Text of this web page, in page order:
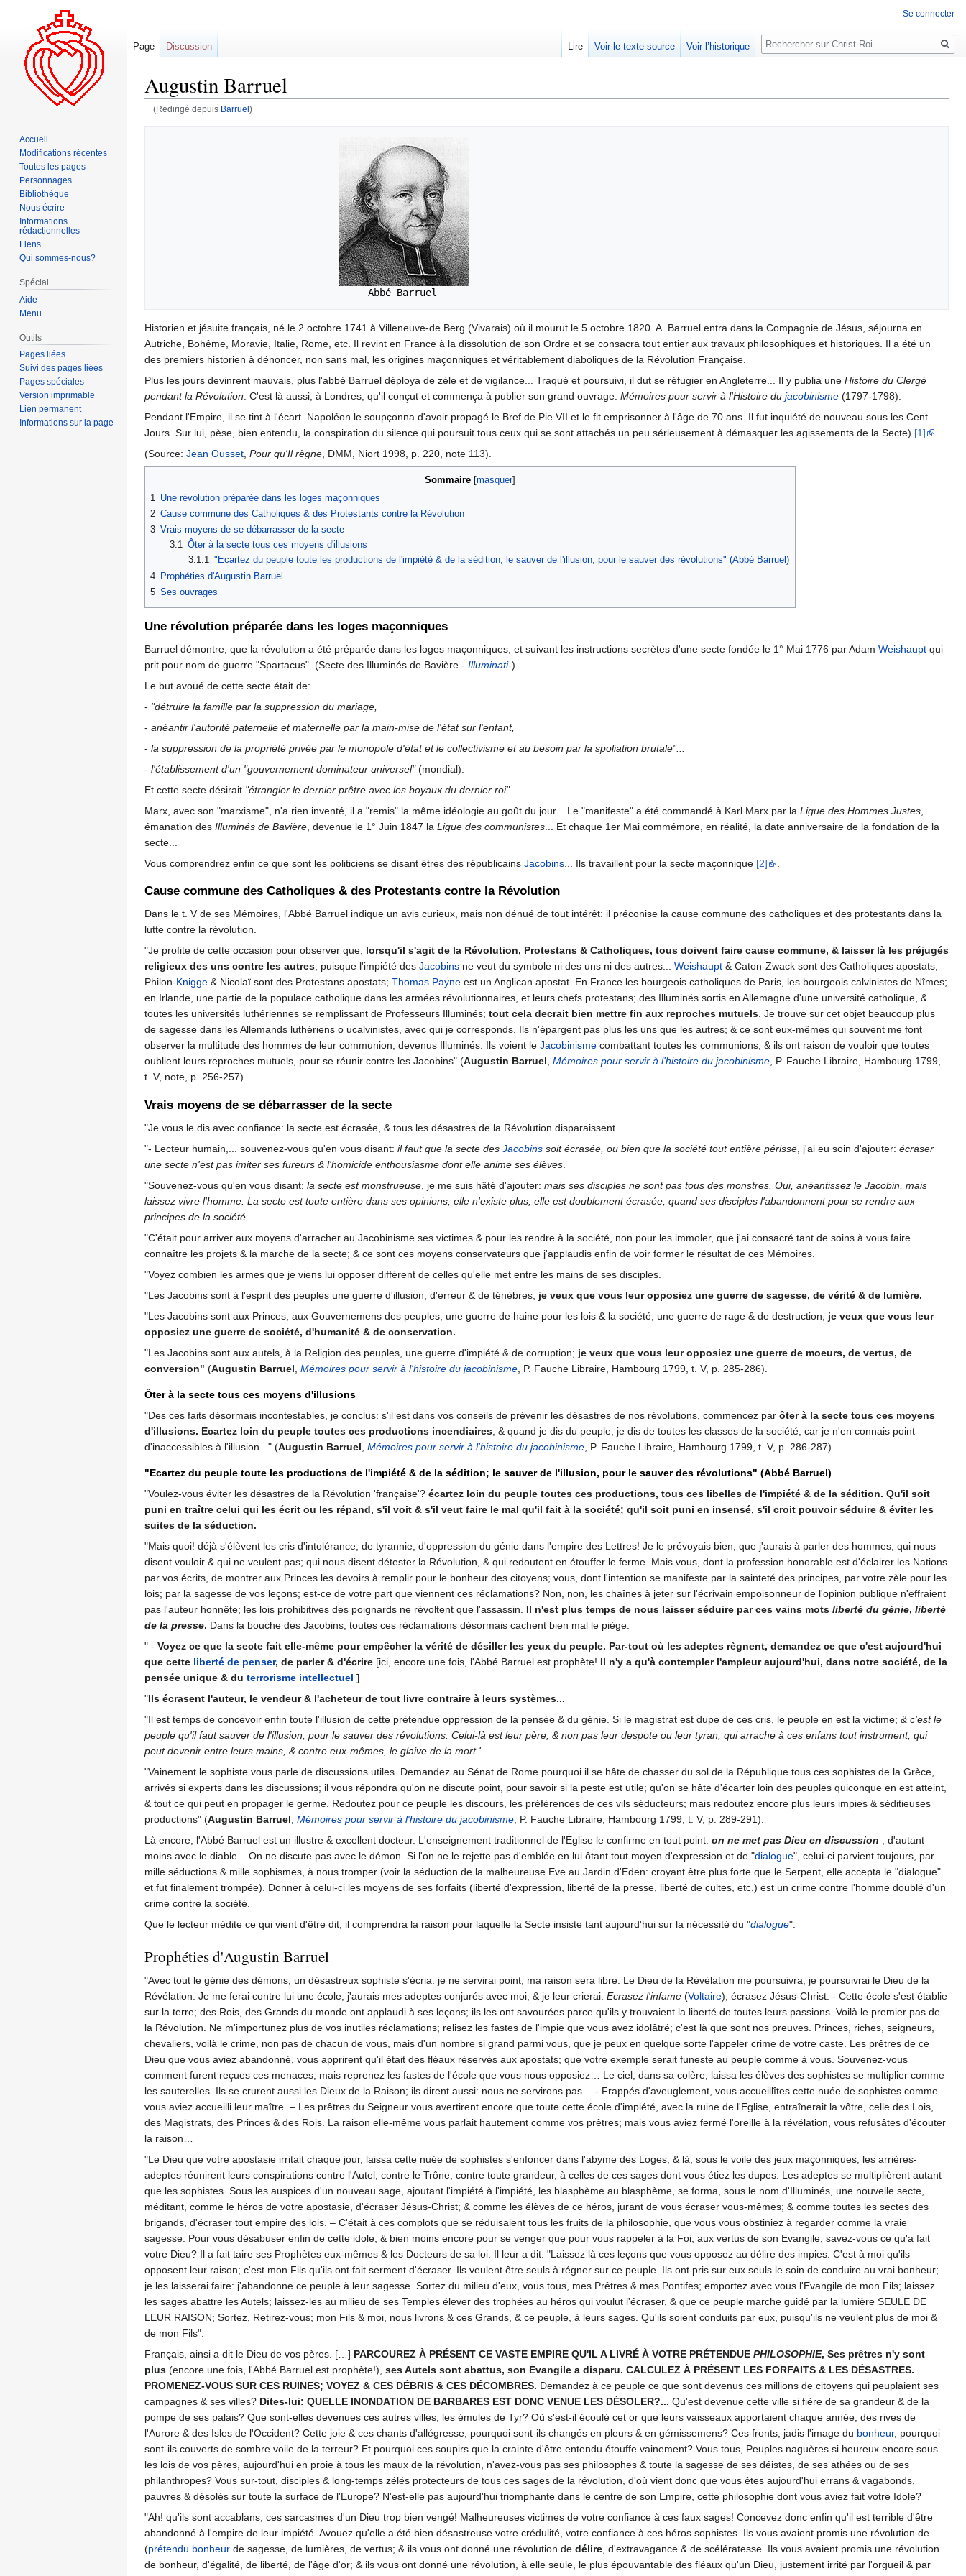
Augustin Barruel
(Redirigé depuis Barruel )
Historien et jésuite français, né le 2 octobre 1741 à Villeneuve-de Berg (Vivarais) où il mourut le 5 octobre 1820. A. Barruel entra dans la Compagnie de Jésus, séjourna en
Autriche, Bohême, Moravie, Italie, Rome, etc. Il revint en France à la dissolution de son Ordre et se consacra tout entier aux travaux philosophiques et historiques. Il a été un
des premiers historien à dénoncer, non sans mal, les origines maçonniques et véritablement diaboliques de la Révolution Française.
Plus les jours devinrent mauvais, plus l'abbé Barruel déploya de zèle et de vigilance... Traqué et poursuivi, il dut se réfugier en Angleterre... Il y publia une Histoire du Clergé
pendant la Révolution . C'est là aussi, à Londres, qu'il conçut et commença à publier son grand ouvrage: Mémoires pour servir à l'Histoire du jacobinisme (1797-1798).
Pendant l'Empire, il se tint à l'écart. Napoléon le soupçonna d'avoir propagé le Bref de Pie VII et le fit emprisonner à l'âge de 70 ans. Il fut inquiété de nouveau sous les Cent
Jours. Sur lui, pèse, bien entendu, la conspiration du silence qui poursuit tous ceux qui se sont attachés un peu sérieusement à démasquer les agissements de la Secte) [1]
(Source: Jean Ousset Pour qu'Il règne , DMM, Niort 1998, p. 220, note 113).
Sommaire
1
Une révolution préparée dans les loges maçonniques
2 Cause commune des Catholiques & des Protestants contre la Révolution
3 Vrais moyens de se débarrasser de la secte
3.1 Ôter à la secte tous ces moyens d'illusions
3.1.1 "Ecartez du peuple toute les productions de l'impiété & de la sédition; le sauver de l'illusion, pour le sauver des révolutions" (Abbé Barruel)
4 Prophéties d'Augustin Barruel
5 Ses ouvrages
Une révolution préparée dans les loges maçonniques
Barruel démontre, que la révolution a été préparée dans les loges maçonniques, et suivant les instructions secrètes d'une secte fondée le 1° Mai 1776 par Adam Weishaupt qui
prit pour nom de guerre "Spartacus". (Secte des Illuminés de Bavière - Illuminati-)
Le but avoué de cette secte était de:
- "détruire la famille par la suppression du mariage,
- anéantir l'autorité paternelle et maternelle par la main-mise de l'état sur l'enfant,
- la suppression de la propriété privée par le monopole d'état et le collectivisme et au besoin par la spoliation brutale"...
- l'établissement d'un "gouvernement dominateur universel"(mondial).
Et cette secte désirait "étrangler le dernier prêtre avec les boyaux du dernier roi"...
Marx, avec son "marxisme", n'a rien inventé, il a "remis" la même idéologie au goût du jour... Le "manifeste" a été commandé à Karl Marx par la Ligue des Hommes Justes
émanation des Illuminés de Bavière , devenue le 1° Juin 1847 la Ligue des communistes ... Et chaque 1er Mai commémore, en réalité, la date anniversaire de la fondation de la
secte...
Vous comprendrez enfin ce que sont les politiciens se disant êtres des républicains Jacobins ... Ils travaillent pour la secte maçonnique [2]
Cause commune des Catholiques & des Protestants contre la Révolution
Dans le t. V de ses Mémoires, l'Abbé Barruel indique un avis curieux, mais non dénué de tout intérêt: il préconise la cause commune des catholiques et des protestants dans la
lutte contre la révolution.
"Je profite de cette occasion pour observer que, lorsqu'il s'agit de la Révolution, Protestans & Catholiques, tous doivent faire cause commune, & laisser là les préjugés
religieux des uns contre les autres, puisque l'impiété des Jacobins ne veut du symbole ni des uns ni des autres... Weishaupt & Caton-Zwack sont des Catholiques apostats;
Philon-Knigge & Nicolaï sont des Protestans apostats; Thomas Payne est un Anglican apostat. En France les bourgeois catholiques de Paris, les bourgeois calvinistes de Nîmes;
en Irlande, une partie de la populace catholique dans les armées révolutionnaires, et leurs chefs protestans; des Illuminés sortis en Allemagne d'une université catholique, &
toutes les universités luthériennes se remplissant de Professeurs Illuminés; tout cela decrait bien mettre fin aux reproches mutuels. Je trouve sur cet objet beaucoup plus
de sagesse dans les Allemands luthériens o ucalvinistes, avec qui je corresponds. Ils n'épargent pas plus les uns que les autres; & ce sont eux-mêmes qui souvent me font
observer la multitude des hommes de leur communion, devenus Illuminés. Ils voient le Jacobinisme combattant toutes les communions; & ils ont raison de vouloir que toutes
oublient leurs reproches mutuels, pour se réunir contre les Jacobins" (Augustin Barruel, Mémoires pour servir à l'histoire du jacobinisme, P. Fauche Libraire, Hambourg 1799,
t. V, note, p. 256-257)
Vrais moyens de se débarrasser de la secte
"Je vous le dis avec confiance: la secte est écrasée, & tous les désastres de la Révolution disparaissent.
"- Lecteur humain,... souvenez-vous qu'en vous disant: il faut que la secte des Jacobins soit écrasée, ou bien que la société tout entière périsse , j'ai eu soin d'ajouter: écraser
une secte n'est pas imiter ses fureurs & l'homicide enthousiasme dont elle anime ses élèves
"Souvenez-vous qu'en vous disant: la secte est monstrueuse , je me suis hâté d'ajouter: mais ses disciples ne sont pas tous des monstres. Oui, anéantissez le Jacobin, mais
laissez vivre l'homme. La secte est toute entière dans ses opinions; elle n'existe plus, elle est doublement écrasée, quand ses disciples l'abandonnent pour se rendre aux
principes de la société
"C'était pour arriver aux moyens d'arracher au Jacobinisme ses victimes & pour les rendre à la société, non pour les immoler, que j'ai consacré tant de soins à vous faire
connaître les projets & la marche de la secte; & ce sont ces moyens conservateurs que j'applaudis enfin de voir former le résultat de ces Mémoires.
"Voyez combien les armes que je viens lui opposer diffèrent de celles qu'elle met entre les mains de ses disciples.
"Les Jacobins sont à l'esprit des peuples une guerre d'illusion, d'erreur & de ténèbres; je veux que vous leur opposiez une guerre de sagesse, de vérité & de lumière.
"Les Jacobins sont aux Princes, aux Gouvernemens des peuples, une guerre de haine pour les lois & la société; une guerre de rage & de destruction; je veux que vous leur
opposiez une guerre de société, d'humanité & de conservation.
"Les Jacobins sont aux autels, à la Religion des peuples, une guerre d'impiété & de corruption; je veux que vous leur opposiez une guerre de moeurs, de vertus, de
conversion" (Augustin Barruel Mémoires pour servir à l'histoire du jacobinisme , P. Fauche Libraire, Hambourg 1799, t. V, p. 285-286).
Ôter à la secte tous ces moyens d'illusions
"Des ces faits désormais incontestables, je conclus: s'il est dans vos conseils de prévenir les désastres de nos révolutions, commencez par ôter à la secte tous ces moyens
d'illusions. Ecartez loin du peuple toutes ces productions incendiaires; & quand je dis du peuple, je dis de toutes les classes de la société; car je n'en connais point
d'inaccessibles à l'illusion..." (Augustin Barruel Mémoires pour servir à l'histoire du jacobinisme , P. Fauche Libraire, Hambourg 1799, t. V, p. 286-287).
"Ecartez du peuple toute les productions de l'impiété & de la sédition; le sauver de l'illusion, pour le sauver des révolutions" (Abbé Barruel)
"Voulez-vous éviter les désastres de la Révolution 'française'? écartez loin du peuple toutes ces productions, tous ces libelles de l'impiété & de la sédition. Qu'il soit
puni en traître celui qui les écrit ou les répand, s'il voit & s'il veut faire le mal qu'il fait à la société; qu'il soit puni en insensé, s'il croit pouvoir séduire & éviter les
suites de la séduction.
"Mais quoi! déjà s'élèvent les cris d'intolérance, de tyrannie, d'oppression du génie dans l'empire des Lettres! Je le prévoyais bien, que j'aurais à parler des hommes, qui nous
disent vouloir & qui ne veulent pas; qui nous disent détester la Révolution, & qui redoutent en étouffer le ferme. Mais vous, dont la profession honorable est d'éclairer les Nations
par vos écrits, de montrer aux Princes les devoirs à remplir pour le bonheur des citoyens; vous, dont l'intention se manifeste par la sainteté des principes, par votre zèle pour les
lois; par la sagesse de vos leçons; est-ce de votre part que viennent ces réclamations? Non, non, les chaînes à jeter sur l'écrivain empoisonneur de l'opinion publique n'effraient
pas l'auteur honnête; les lois prohibitives des poignards ne révoltent que l'assassin. Il n'est plus temps de nous laisser séduire par ces vains mots liberté du génie, liberté
de la presse. Dans la bouche des Jacobins, toutes ces réclamations désormais cachent bien mal le piège.
" - Voyez ce que la secte fait elle-même pour empêcher la vérité de désiller les yeux du peuple. Par-tout où les adeptes règnent, demandez ce que c'est aujourd'hui
que cette liberté de penser, de parler & d'écrire [ici, encore une fois, l'Abbé Barruel est prophète! Il n'y a qu'à contempler l'ampleur aujourd'hui, dans notre société, de la
pensée unique & du terrorisme intellectuel ]
"Ils écrasent l'auteur, le vendeur & l'acheteur de tout livre contraire à leurs systèmes...
"Il est temps de concevoir enfin toute l'illusion de cette prétendue oppression de la pensée & du génie. Si le magistrat est dupe de ces cris, le peuple en est la victime; & c'est le
peuple qu'il faut sauver de l'illusion, pour le sauver des révolutions. Celui-là est leur père, & non pas leur despote ou leur tyran, qui arrache à ces enfans tout instrument, qui
peut devenir entre leurs mains, & contre eux-mêmes, le glaive de la mort.'
"Vainement le sophiste vous parle de discussions utiles. Demandez au Sénat de Rome pourquoi il se hâte de chasser du sol de la République tous ces sophistes de la Grèce,
arrivés si experts dans les discussions; il vous répondra qu'on ne discute point, pour savoir si la peste est utile; qu'on se hâte d'écarter loin des peuples quiconque en est atteint,
& tout ce qui peut en propager le germe. Redoutez pour ce peuple les discours, les préférences de ces vils séducteurs; mais redoutez encore plus leurs impies & séditieuses
productions" (Augustin Barruel Mémoires pour servir à l'histoire du jacobinisme , P. Fauche Libraire, Hambourg 1799, t. V, p. 289-291).
Là encore, l'Abbé Barruel est un illustre & excellent docteur. L'enseignement traditionnel de l'Eglise le confirme en tout point: on ne met pas Dieu en discussion
, d'autant
moins avec le diable... On ne discute pas avec le démon. Si l'on ne le rejette pas d'emblée en lui ôtant tout moyen d'expression et de "dialogue", celui-ci parvient toujours, par
mille séductions & mille sophismes, à nous tromper (voir la séduction de la malheureuse Eve au Jardin d'Eden: croyant être plus forte que le Serpent, elle accepta le "dialogue"
et fut finalement trompée). Donner à celui-ci les moyens de ses forfaits (liberté d'expression, liberté de la presse, liberté de cultes, etc.) est un crime contre l'homme doublé d'un
crime contre la société.
Que le lecteur médite ce qui vient d'être dit; il comprendra la raison pour laquelle la Secte insiste tant aujourd'hui sur la nécessité du "dialogue".
Prophéties d'Augustin Barruel
"Avec tout le génie des démons, un désastreux sophiste s'écria: je ne servirai point, ma raison sera libre. Le Dieu de la Révélation me poursuivra, je poursuivrai le Dieu de la
Révélation. Je me ferai contre lui une école; j'aurais mes adeptes conjurés avec moi, & je leur crierai: Ecrasez l'infame (Voltaire), écrasez Jésus-Christ. - Cette école s'est établie
sur la terre; des Rois, des Grands du monde ont applaudi à ses leçons; ils les ont savourées parce qu'ils y trouvaient la liberté de toutes leurs passions. Voilà le premier pas de
la Révolution. Ne m'importunez plus de vos inutiles réclamations; relisez les fastes de l'impie que vous avez idolâtré; c'est là que sont nos preuves. Princes, riches, seigneurs,
chevaliers, voilà le crime, non pas de chacun de vous, mais d'un nombre si grand parmi vous, que je peux en quelque sorte l'appeler crime de votre caste. Les prêtres de ce
Dieu que vous aviez abandonné, vous apprirent qu'il était des fléaux réservés aux apostats; que votre exemple serait funeste au peuple comme à vous. Souvenez-vous
comment furent reçues ces menaces; mais reprenez les fastes de l'école que vous nous opposiez… Le ciel, dans sa colère, laissa les élèves des sophistes se multiplier comme
les sauterelles. Ils se crurent aussi les Dieux de la Raison; ils dirent aussi: nous ne servirons pas… - Frappés d'aveuglement, vous accueillîtes cette nuée de sophistes comme
vous aviez accueilli leur maître. – Les prêtres du Seigneur vous avertirent encore que toute cette école d'impiété, avec la ruine de l'Eglise, entraînerait la vôtre, celle des Lois,
des Magistrats, des Princes & des Rois. La raison elle-même vous parlait hautement comme vos prêtres; mais vous aviez fermé l'oreille à la révélation, vous refusâtes d'écouter
la raison…
"Le Dieu que votre apostasie irritait chaque jour, laissa cette nuée de sophistes s'enfoncer dans l'abyme des Loges; & là, sous le voile des jeux maçonniques, les arrières-
adeptes réunirent leurs conspirations contre l'Autel, contre le Trône, contre toute grandeur, à celles de ces sages dont vous étiez les dupes. Les adeptes se multiplièrent autant
que les sophistes. Sous les auspices d'un nouveau sage, ajoutant l'impiété à l'impiété, les blasphème au blasphème, se forma, sous le nom d'Illuminés, une nouvelle secte,
méditant, comme le héros de votre apostasie, d'écraser Jésus-Christ; & comme les élèves de ce héros, jurant de vous écraser vous-mêmes; & comme toutes les sectes des
brigands, d'écraser tout empire des lois. – C'était à ces complots que se réduisaient tous les fruits de la philosophie, que vous vous obstiniez à regarder comme la vraie
sagesse. Pour vous désabuser enfin de cette idole, & bien moins encore pour se venger que pour vous rappeler à la Foi, aux vertus de son Evangile, savez-vous ce qu'a fait
votre Dieu? Il a fait taire ses Prophètes eux-mêmes & les Docteurs de sa loi. Il leur a dit: "Laissez là ces leçons que vous opposez au délire des impies. C'est à moi qu'ils
opposent leur raison; c'est mon Fils qu'ils ont fait serment d'écraser. Ils veulent être seuls à régner sur ce peuple. Ils ont pris sur eux seuls le soin de conduire au vrai bonheur;
je les laisserai faire: j'abandonne ce peuple à leur sagesse. Sortez du milieu d'eux, vous tous, mes Prêtres & mes Pontifes; emportez avec vous l'Evangile de mon Fils; laissez
les sages abattre les Autels; laissez-les au milieu de ses Temples élever des trophées au héros qui voulut l'écraser, & que ce peuple marche guidé par la lumière SEULE DE
LEUR RAISON; Sortez, Retirez-vous; mon Fils & moi, nous livrons & ces Grands, & ce peuple, à leurs sages. Qu'ils soient conduits par eux, puisqu'ils ne veulent plus de moi &
de mon Fils".
Français, ainsi a dit le Dieu de vos pères. […] PARCOUREZ À PRÉSENT CE VASTE EMPIRE QU'IL A LIVRÉ À VOTRE PRÉTENDUE PHILOSOPHIE, Ses prêtres n'y sont
plus (encore une fois, l'Abbé Barruel est prophète!), ses Autels sont abattus, son Evangile a disparu. CALCULEZ À PRÉSENT LES FORFAITS & LES DÉSASTRES.
PROMENEZ-VOUS SUR CES RUINES; VOYEZ & CES DÉBRIS & CES DÉCOMBRES. Demandez à ce peuple ce que sont devenus ces millions de citoyens qui peuplaient ses
campagnes & ses villes? Dites-lui: QUELLE INONDATION DE BARBARES EST DONC VENUE LES DÉSOLER?... Qu'est devenue cette ville si fière de sa grandeur & de la
pompe de ses palais? Que sont-elles devenues ces autres villes, les émules de Tyr? Où s'est-il écoulé cet or que leurs vaisseaux apportaient chaque année, des rives de
l'Aurore & des Isles de l'Occident? Cette joie & ces chants d'allégresse, pourquoi sont-ils changés en pleurs & en gémissemens? Ces fronts, jadis l'image du bonheur, pourquoi
sont-ils couverts de sombre voile de la terreur? Et pourquoi ces soupirs que la crainte d'être entendu étouffe vainement? Vous tous, Peuples naguères si heureux encore sous
les lois de vos pères, aujourd'hui en proie à tous les maux de la révolution, n'avez-vous pas ses philosophes & toute la sagesse de ses déistes, de ses athées ou de ses
philanthropes? Vous sur-tout, disciples & long-temps zélés protecteurs de tous ces sages de la révolution, d'où vient donc que vous êtes aujourd'hui errans & vagabonds,
pauvres & désolés sur toute la surface de l'Europe? N'est-elle pas aujourd'hui triomphante dans le centre de son Empire, cette philosophie dont vous aviez fait votre Idole?
"Ah! qu'ils sont accablans, ces sarcasmes d'un Dieu trop bien vengé! Malheureuses victimes de votre confiance à ces faux sages! Concevez donc enfin qu'il est terrible d'être
abandonné à l'empire de leur impiété. Avouez qu'elle a été bien désastreuse votre crédulité, votre confiance à ces héros sophistes. Ils vous avaient promis une révolution de
(prétendu bonheur de sagesse, de lumières, de vertus; & ils vous ont donné une révolution de délire , d'extravagance & de scélératesse. Ils vous avaient promis une révolution
de bonheur, d'égalité, de liberté, de l'âge d'or; & ils vous ont donné une révolution, à elle seule, le plus épouvantable des fléaux qu'un Dieu, justement irrité par l'orgueil & par
Se connecter
Page Discussion Lire Voir le texte source Voir l’historique
Rechercher
Accueil
Modifications récentes
Toutes les pages
Personnages
Bibliothèque
Nous écrire
Informations
rédactionnelles
Liens
Qui sommes-nous?
Spécial
Aide
Menu
Outils
Pages liées
Suivi des pages liées
Pages spéciales
Version imprimable
Lien permanent
Informations sur la page